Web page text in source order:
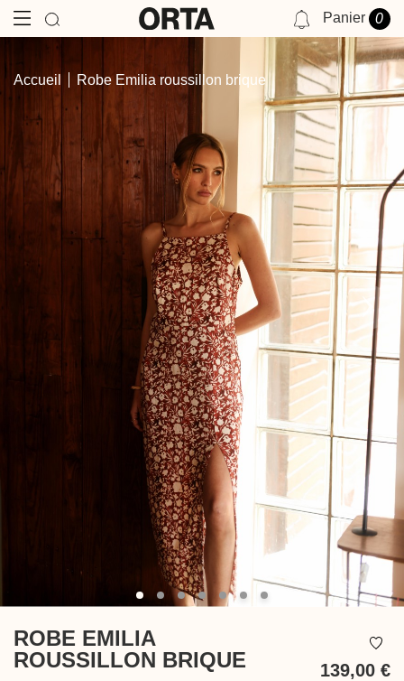
NOTIFICATIONS
VOUS N'AVEZ AUCUNE NOTIFICATION POUR LE MOMENT.
Panier 0
Accueil Robe Emilia roussillon brique
ROBE EMILIA
ROUSSILLON BRIQUE
139,00 €